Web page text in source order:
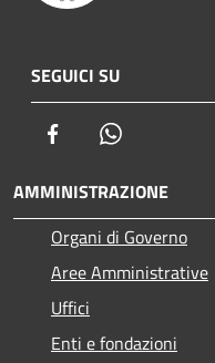
SEGUICI SU
Facebook
AMMINISTRAZIONE
Organi di Governo
Aree Amministrative
Uffici
Enti e fondazioni